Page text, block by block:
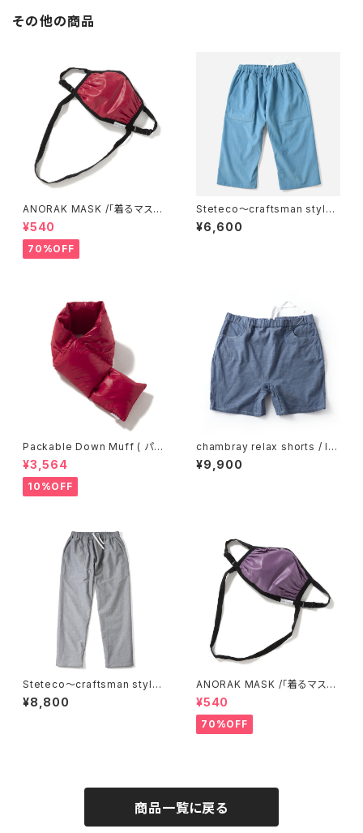
その他の商品
ANORAK MASK /「着るマス
ク!」〜アノラックマスク〜 [ red
]
¥540
70%OFF
Steteco〜craftsman style
< 職人仕様のステテコ> ビーチ
ステテコ [ sax ]
¥6,600
Packable Down Muff ( パッ
¥3,564
10%OFF
chambray relax shorts / lo
cal creation [ blue ]
¥9,900
Steteco〜craftsman style
< 職人仕様のステテコ>ロング
丈ver. [ Ox-Gray ]
¥8,800
ANORAK MASK /「着るマス
ク!」〜アノラックマスク〜 [ pur
ple ]
¥540
70%OFF
商品一覧に戻る